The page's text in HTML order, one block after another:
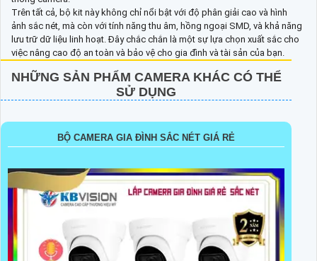
Trên tất cả, bộ kit này không chỉ nổi bật với độ phân giải cao và hình
ảnh sắc nét, mà còn với tính năng thu âm, hồng ngoại SMD, và khả năng
lưu trữ dữ liệu linh hoạt. Đây chắc chắn là một sự lựa chọn xuất sắc cho
việc nâng cao độ an toàn và bảo vệ cho gia đình và tài sản của bạn.
NHỮNG SẢN PHẨM CAMERA KHÁC CÓ THỂ
SỬ DỤNG
BỘ CAMERA GIA ĐÌNH SẮC NÉT GIÁ RẺ